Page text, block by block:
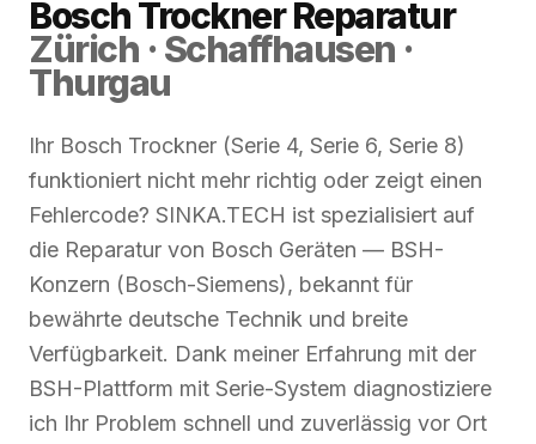
Bosch Trockner Reparatur
Zürich · Schaffhausen ·
Thurgau
Ihr Bosch Trockner (Serie 4, Serie 6, Serie 8)
funktioniert nicht mehr richtig oder zeigt einen
Fehlercode? SINKA.TECH ist spezialisiert auf
die Reparatur von Bosch Geräten — BSH-
Konzern (Bosch-Siemens), bekannt für
bewährte deutsche Technik und breite
Verfügbarkeit. Dank meiner Erfahrung mit der
BSH-Plattform mit Serie-System diagnostiziere
ich Ihr Problem schnell und zuverlässig vor Ort